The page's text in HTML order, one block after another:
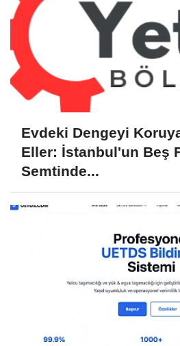
Evdeki Dengeyi
Eller: İstanbul'un Beş
Semtinde...